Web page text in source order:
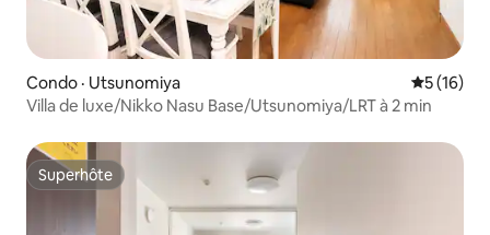
Condo · Utsunomiya Note
5 (16)
Villa de luxe/Nikko Nasu Base/Utsunomiya/LRT à 2 min
Superhôte
Superhôte